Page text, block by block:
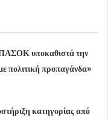
υποκαθιστά την
πολιτική προπαγάνδα»
κατηγορίας από